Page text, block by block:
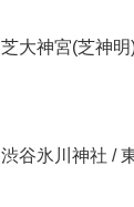
芝大神宮(芝神
渋谷氷川神社 /